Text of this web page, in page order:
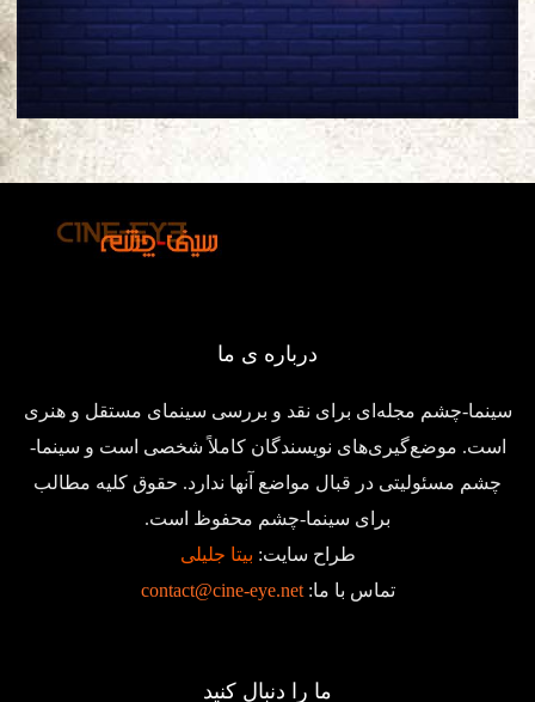
درباره ی ما
سینما-چشم مجله‌ای برای نقد و بررسی سینمای مستقل و هنری
است. موضع‌گیری‌های نویسندگان کاملاً شخصی است و سینما-
چشم مسئولیتی در قبال مواضع آنها ندارد. حقوق کلیه مطالب
برای سینما-چشم محفوظ است.
طراح سایت: بیتا جلیلی
تماس با ما:contact@cine-eye.net
ما را دنبال کنید